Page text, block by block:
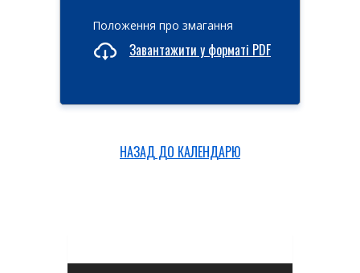
Положення про змагання
Завантажити у форматі PDF
НАЗАД ДО КАЛЕНДАРЮ